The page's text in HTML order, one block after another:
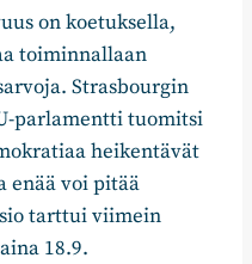
on koetuksella,
toiminnallaan
Strasbourgin
parlamentti tuomitsi
heikentävät
enää voi pitää
tarttui viimein
18.9.